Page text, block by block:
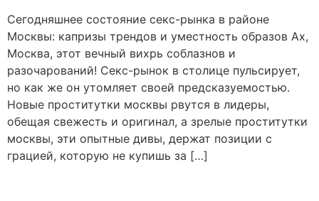
Сегодняшнее состояние секс-рынка в районе
Москвы: капризы трендов и уместность образов Ах,
Москва, этот вечный вихрь соблазнов и
разочарований! Секс-рынок в столице пульсирует,
но как же он утомляет своей предсказуемостью.
Новые проститутки москвы рвутся в лидеры,
обещая свежесть и оригинал, а зрелые проститутки
москвы, эти опытные дивы, держат позиции с
грацией, которую не купишь за […]